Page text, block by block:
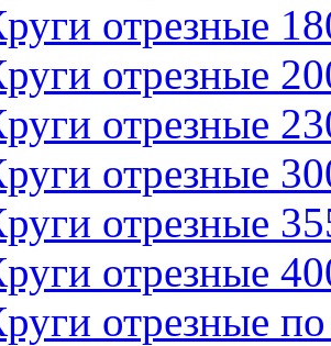
отрезные
отрезные
отрезные
отрезные
отрезные
отрезные
отрезные